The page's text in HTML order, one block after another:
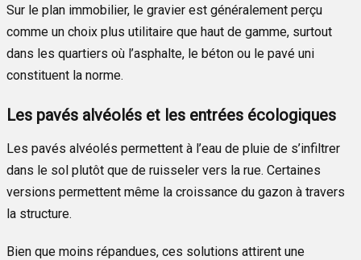
Sur le plan immobilier, le gravier est généralement perçu
comme un choix plus utilitaire que haut de gamme, surtout
dans les quartiers où l’asphalte, le béton ou le pavé uni
constituent la norme.
Les pavés alvéolés et les entrées écologiques
Les pavés alvéolés permettent à l’eau de pluie de s’infiltrer
dans le sol plutôt que de ruisseler vers la rue. Certaines
versions permettent même la croissance du gazon à travers
la structure.
Bien que moins répandues, ces solutions attirent une